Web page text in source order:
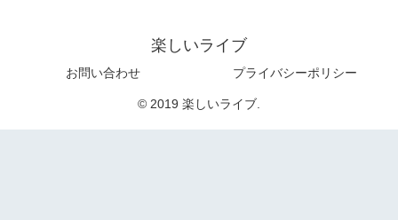
楽しいライブ
お問い合わせ プライバシーポリシー
© 2019 楽しいライブ.